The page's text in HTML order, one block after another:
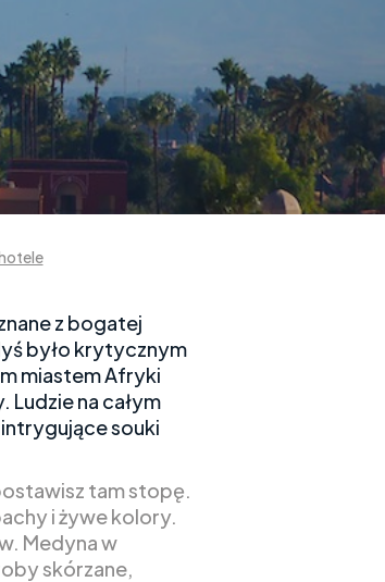
z bogatej
było krytycznym
miastem Afryki
na całym
souki
tam stopę.
i żywe kolory.
Medyna w
skórzane,